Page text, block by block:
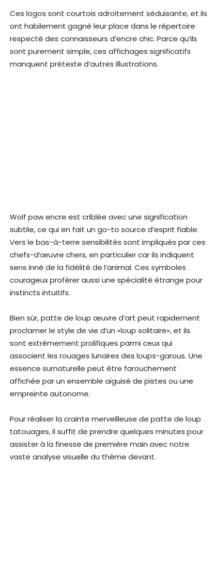
Ces logos sont courtois adroitement séduisante, et ils
ont habilement gagné leur place dans le répertoire
respecté des connaisseurs d’encre chic. Parce qu’ils
sont purement simple, ces affichages significatifs
manquent prétexte d’autres illustrations.
Wolf paw encre est criblée avec une signification
subtile, ce qui en fait un go-to source d’esprit fiable.
Vers le bas-à-terre sensibilités sont impliqués par ces
chefs-d’œuvre chers, en particulier car ils indiquent
sens inné de la fidélité de l’animal. Ces symboles
courageux proférer aussi une spécialité étrange pour
instincts intuitifs.
Bien sûr, patte de loup œuvre d’art peut rapidement
proclamer le style de vie d’un «loup solitaire», et ils
sont extrêmement prolifiques parmi ceux qui
associent les rouages lunaires des loups-garous. Une
essence surnaturelle peut être farouchement
affichée par un ensemble aiguisé de pistes ou une
empreinte autonome.
Pour réaliser la crainte merveilleuse de patte de loup
tatouages, il suffit de prendre quelques minutes pour
assister à la finesse de première main avec notre
vaste analyse visuelle du thème devant.